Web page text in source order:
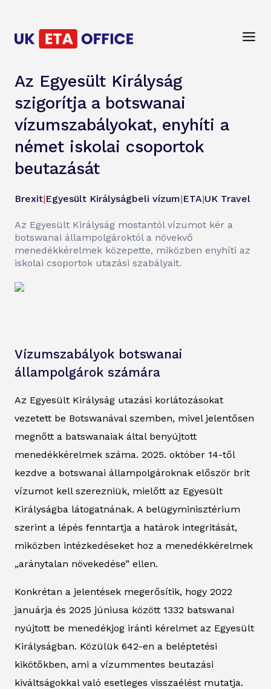
Az Egyesült Királyság
szigorítja a botswanai
vízumszabályokat, enyhíti a
német iskolai csoportok
beutazását
Brexit|Egyesült Királyságbeli vízum|ETA|UK Travel
Az Egyesült Királyság mostantól vízumot kér a
botswanai állampolgároktól a növekvő
menedékkérelmek közepette, miközben enyhíti az
iskolai csoportok utazási szabályait.
Vízumszabályok botswanai
állampolgárok számára
Az Egyesült Királyság utazási korlátozásokat
vezetett be Botswanával szemben, mivel jelentősen
megnőtt a batswanaiak által benyújtott
menedékkérelmek száma. 2025. október 14-től
kezdve a botswanai állampolgároknak először brit
vízumot kell szerezniük, mielőtt az Egyesült
Királyságba látogatnának. A belügyminisztérium
szerint a lépés fenntartja a határok integritását,
miközben intézkedéseket hoz a menedékkérelmek
„aránytalan növekedése” ellen.
Konkrétan a jelentések megerősítik, hogy 2022
januárja és 2025 júniusa között 1332 batswanai
nyújtott be menedékjog iránti kérelmet az Egyesült
Királyságban. Közülük 642-en a beléptetési
kikötőkben, ami a vízummentes beutazási
kiváltságokkal való esetleges visszaélést mutatja.